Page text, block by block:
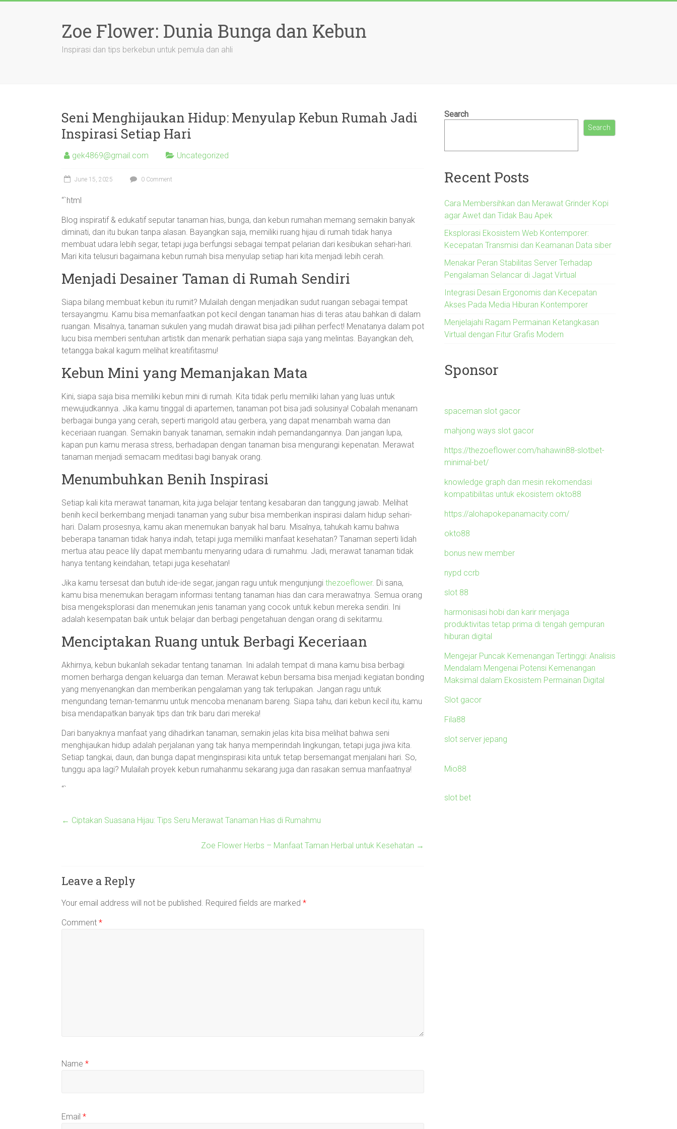
Zoe Flower: Dunia Bunga dan Kebun
Inspirasi dan tips berkebun untuk pemula dan ahli
Seni Menghijaukan Hidup: Menyulap Kebun Rumah Jadi
Inspirasi Setiap Hari
gek4869@gmail.com Uncategorized
June 15, 2025 0 Comment
“`html
Blog inspiratif & edukatif seputar tanaman hias, bunga, dan kebun rumahan memang semakin banyak
diminati, dan itu bukan tanpa alasan. Bayangkan saja, memiliki ruang hijau di rumah tidak hanya
membuat udara lebih segar, tetapi juga berfungsi sebagai tempat pelarian dari kesibukan sehari-hari.
Mari kita telusuri bagaimana kebun rumah bisa menyulap setiap hari kita menjadi lebih cerah.
Menjadi Desainer Taman di Rumah Sendiri
Siapa bilang membuat kebun itu rumit? Mulailah dengan menjadikan sudut ruangan sebagai tempat
tersayangmu. Kamu bisa memanfaatkan pot kecil dengan tanaman hias di teras atau bahkan di dalam
ruangan. Misalnya, tanaman sukulen yang mudah dirawat bisa jadi pilihan perfect! Menatanya dalam pot
lucu bisa memberi sentuhan artistik dan menarik perhatian siapa saja yang melintas. Bayangkan deh,
tetangga bakal kagum melihat kreatifitasmu!
Kebun Mini yang Memanjakan Mata
Kini, siapa saja bisa memiliki kebun mini di rumah. Kita tidak perlu memiliki lahan yang luas untuk
mewujudkannya. Jika kamu tinggal di apartemen, tanaman pot bisa jadi solusinya! Cobalah menanam
berbagai bunga yang cerah, seperti marigold atau gerbera, yang dapat menambah warna dan
keceriaan ruangan. Semakin banyak tanaman, semakin indah pemandangannya. Dan jangan lupa,
kapan pun kamu merasa stress, berhadapan dengan tanaman bisa mengurangi kepenatan. Merawat
tanaman menjadi semacam meditasi bagi banyak orang.
Menumbuhkan Benih Inspirasi
Setiap kali kita merawat tanaman, kita juga belajar tentang kesabaran dan tanggung jawab. Melihat
benih kecil berkembang menjadi tanaman yang subur bisa memberikan inspirasi dalam hidup sehari-
hari. Dalam prosesnya, kamu akan menemukan banyak hal baru. Misalnya, tahukah kamu bahwa
beberapa tanaman tidak hanya indah, tetapi juga memiliki manfaat kesehatan? Tanaman seperti lidah
mertua atau peace lily dapat membantu menyaring udara di rumahmu. Jadi, merawat tanaman tidak
hanya tentang keindahan, tetapi juga kesehatan!
Jika kamu tersesat dan butuh ide-ide segar, jangan ragu untuk mengunjungi thezoeflower. Di sana,
kamu bisa menemukan beragam informasi tentang tanaman hias dan cara merawatnya. Semua orang
bisa mengeksplorasi dan menemukan jenis tanaman yang cocok untuk kebun mereka sendiri. Ini
adalah kesempatan baik untuk belajar dan berbagi pengetahuan dengan orang di sekitarmu.
Menciptakan Ruang untuk Berbagi Keceriaan
Akhirnya, kebun bukanlah sekadar tentang tanaman. Ini adalah tempat di mana kamu bisa berbagi
momen berharga dengan keluarga dan teman. Merawat kebun bersama bisa menjadi kegiatan bonding
yang menyenangkan dan memberikan pengalaman yang tak terlupakan. Jangan ragu untuk
mengundang teman-temanmu untuk mencoba menanam bareng. Siapa tahu, dari kebun kecil itu, kamu
bisa mendapatkan banyak tips dan trik baru dari mereka!
Dari banyaknya manfaat yang dihadirkan tanaman, semakin jelas kita bisa melihat bahwa seni
menghijaukan hidup adalah perjalanan yang tak hanya memperindah lingkungan, tetapi juga jiwa kita.
Setiap tangkai, daun, dan bunga dapat menginspirasi kita untuk tetap bersemangat menjalani hari. So,
tunggu apa lagi? Mulailah proyek kebun rumahanmu sekarang juga dan rasakan semua manfaatnya!
“`
← Ciptakan Suasana Hijau: Tips Seru Merawat Tanaman Hias di Rumahmu
Zoe Flower Herbs – Manfaat Taman Herbal untuk Kesehatan →
Leave a Reply
Your email address will not be published. Required fields are marked *
Comment *
Name *
Email *
Search
Search
Recent Posts
Cara Membersihkan dan Merawat Grinder Kopi
agar Awet dan Tidak Bau Apek
Eksplorasi Ekosistem Web Kontemporer:
Kecepatan Transmisi dan Keamanan Data siber
Menakar Peran Stabilitas Server Terhadap
Pengalaman Selancar di Jagat Virtual
Integrasi Desain Ergonomis dan Kecepatan
Akses Pada Media Hiburan Kontemporer
Menjelajahi Ragam Permainan Ketangkasan
Virtual dengan Fitur Grafis Modern
Sponsor
spaceman slot gacor
mahjong ways slot gacor
https://thezoeflower.com/hahawin88-slotbet-
minimal-bet/
knowledge graph dan mesin rekomendasi
kompatibilitas untuk ekosistem okto88
https://alohapokepanamacity.com/
okto88
bonus new member
nypd ccrb
slot 88
harmonisasi hobi dan karir menjaga
produktivitas tetap prima di tengah gempuran
hiburan digital
Mengejar Puncak Kemenangan Tertinggi: Analisis
Mendalam Mengenai Potensi Kemenangan
Maksimal dalam Ekosistem Permainan Digital
Slot gacor
Fila88
slot server jepang
Mio88
slot bet